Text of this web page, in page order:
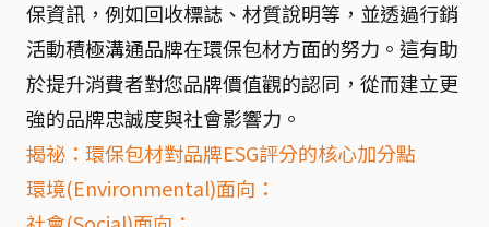
保資訊，例如回收標誌、材質說明等，並透過行銷
活動積極溝通品牌在環保包材方面的努力。這有助
於提升消費者對您品牌價值觀的認同，從而建立更
強的品牌忠誠度與社會影響力。
揭祕：環保包材對品牌ESG評分的核心加分點
環境(Environmental)面向：